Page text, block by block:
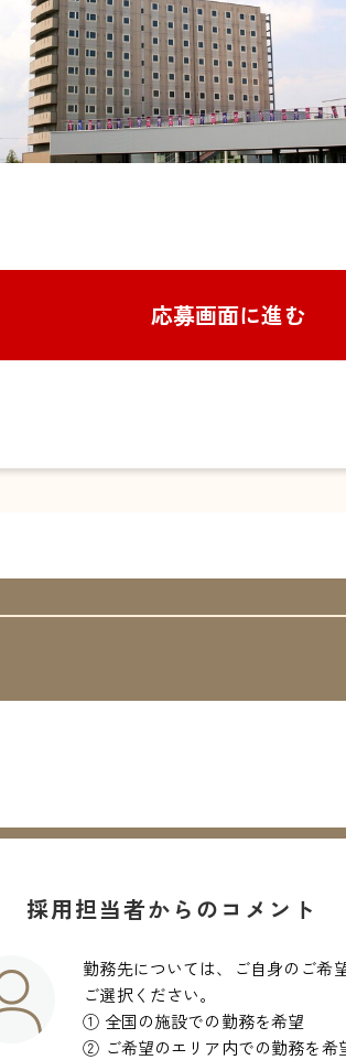
応募画面に進む
採用担当者からのコメント
勤務先については、ご自身のご希
ご選択ください。
① 全国の施設での勤務を希望
② ご希望のエリア内での勤務を希